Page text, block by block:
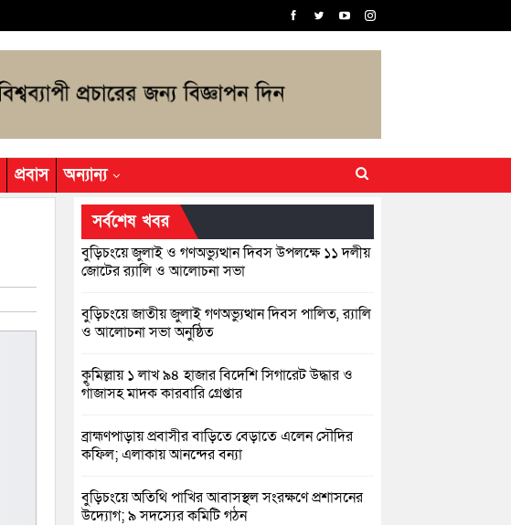
প্রবাস অন্যান্য
সর্বশেষ খবর
বুড়িচংয়ে জুলাই ও গণঅভ্যুত্থান দিবস উপলক্ষে ১১ দলীয়
জোটের র‍্যালি ও আলোচনা সভা
বুড়িচংয়ে জাতীয় জুলাই গণঅভ্যুত্থান দিবস পালিত, র‍্যালি
ও আলোচনা সভা অনুষ্ঠিত
কুমিল্লায় ১ লাখ ৯৪ হাজার বিদেশি সিগারেট উদ্ধার ও
গাঁজাসহ মাদক কারবারি গ্রেপ্তার
ব্রাহ্মণপাড়ায় প্রবাসীর বাড়িতে বেড়াতে এলেন সৌদির
কফিল; এলাকায় আনন্দের বন্যা
বুড়িচংয়ে অতিথি পাখির আবাসস্থল সংরক্ষণে প্রশাসনের
উদ্যোগ; ৯ সদস্যের কমিটি গঠন